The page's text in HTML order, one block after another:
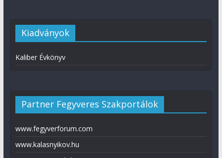
Kiadványok
Kaliber Évkönyv
Partner Fegyveres Szakportálok
www.fegyverforum.com
www.kalasnyikov.hu